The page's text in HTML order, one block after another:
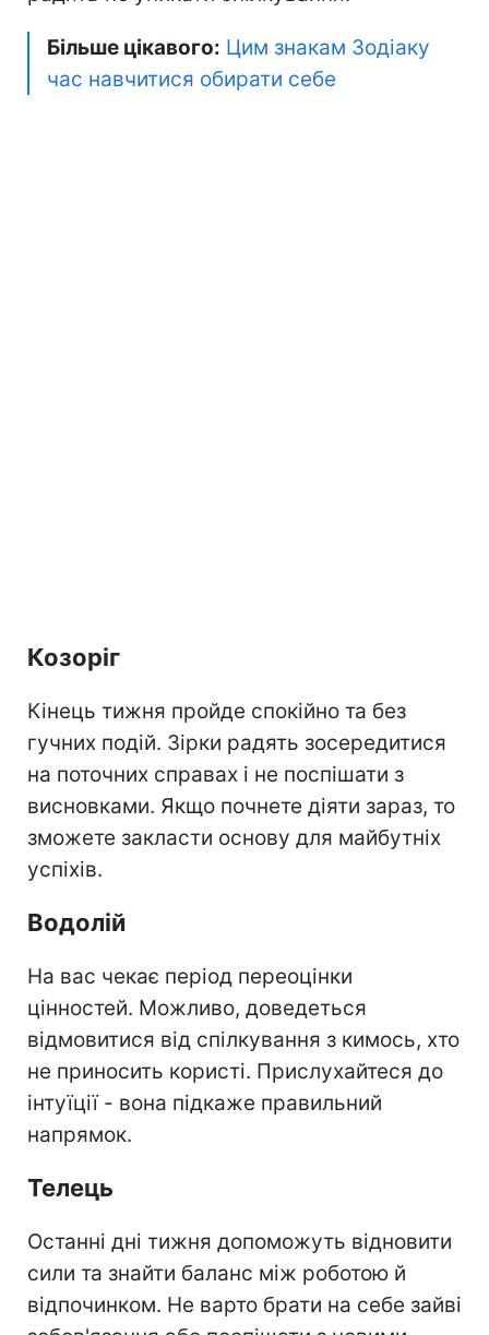
Більше цікавого: Цим знакам Зодіаку
час навчитися обирати себе
Козоріг
Кінець тижня пройде спокійно та без
гучних подій. Зірки радять зосередитися
на поточних справах і не поспішати з
висновками. Якщо почнете діяти зараз, то
зможете закласти основу для майбутніх
успіхів.
Водолій
На вас чекає період переоцінки
цінностей. Можливо, доведеться
відмовитися від спілкування з кимось, хто
не приносить користі. Прислухайтеся до
інтуїції - вона підкаже правильний
напрямок.
Телець
Останні дні тижня допоможуть відновити
сили та знайти баланс між роботою й
відпочинком. Не варто брати на себе зайві